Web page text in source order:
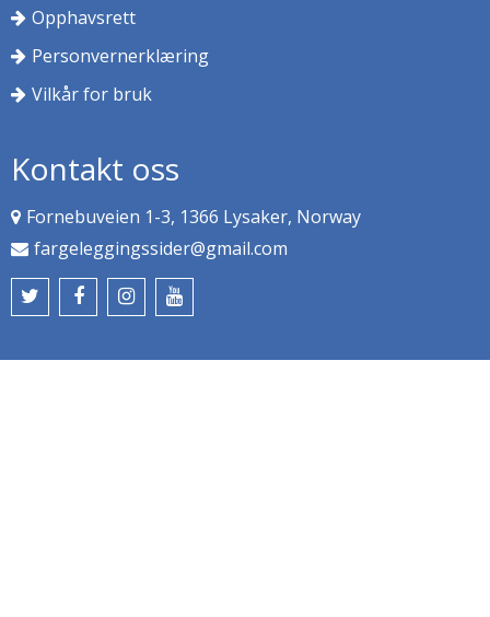
Opphavsrett
Personvernerklæring
Vilkår for bruk
Kontakt oss
Fornebuveien 1-3, 1366 Lysaker, Norway
fargeleggingssider@gmail.com